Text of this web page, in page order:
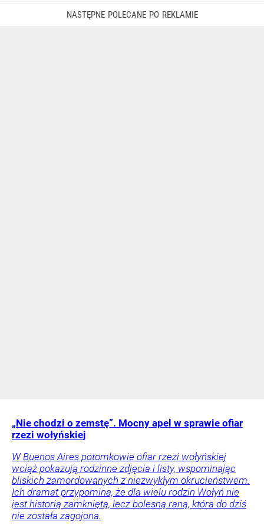
„Nie chodzi o zemstę”. Mocny apel w sprawie ofiar
rzezi wołyńskiej
W Buenos Aires potomkowie ofiar rzezi wołyńskiej
wciąż pokazują rodzinne zdjęcia i listy, wspominając
bliskich zamordowanych z niezwykłym okrucieństwem.
Ich dramat przypomina, że dla wielu rodzin Wołyń nie
jest historią zamkniętą, lecz bolesną raną, która do dziś
nie została zagojona.